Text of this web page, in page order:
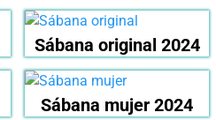
Sábana original 2024
Sábana mujer 2024